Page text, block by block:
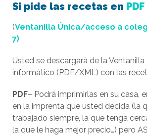
Si pide las recetas en PDF
(Ventanilla Única/acceso a
7)
Usted se descargará de la Ventanilla
informático (PDF/XML) con las
PDF– Podrá imprimirlas en su casa,
en la imprenta que usted decida (la
trabajado siempre, la que tenga
la que le haga mejor precio…) pero